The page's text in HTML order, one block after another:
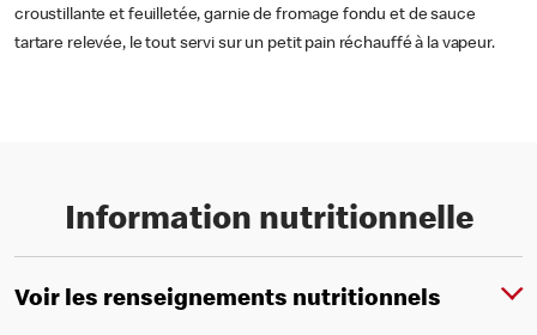
croustillante et feuilletée, garnie de fromage fondu et de sauce
tartare relevée, le tout servi sur un petit pain réchauffé à la vapeur.
Information nutritionnelle
Voir les renseignements nutritionnels